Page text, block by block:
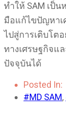
ทำให้ SAM เป็
มือแก้ไขปัญหาเ
ไปสู่การเติบโต
ทางเศรษฐกิจแ
ปัจจุบันได้
Posted In:
#MD SAM,